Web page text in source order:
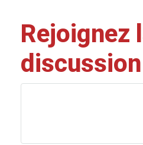
Rejoignez
discussion